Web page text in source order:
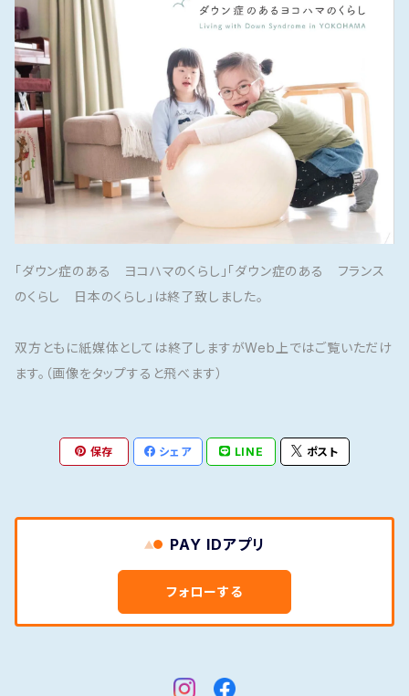
「ダウン症のある ヨコハマのくらし」「ダウン症のある フランス
のくらし 日本のくらし」は終了致しました。
双方ともに紙媒体としては終了しますがWeb上ではご覧いただけ
ます。（画像をタップすると飛べます）
保存 シェア LINE ポスト
PAY IDアプリ
フォローする